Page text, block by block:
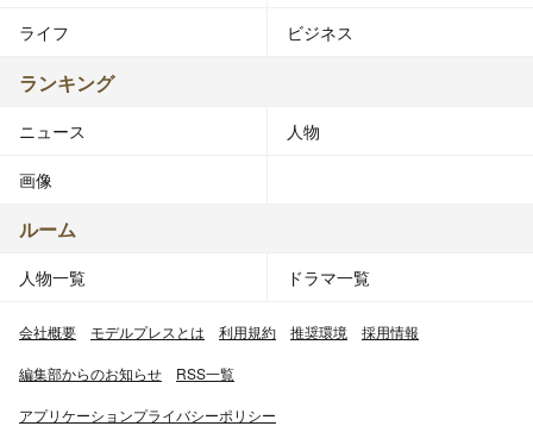
ライフ ビジネス
ランキング
ニュース 人物
画像
ルーム
人物一覧 ドラマ一覧
会社概要 モデルプレスとは 利用規約 推奨環境 採用情報
編集部からのお知らせ RSS一覧
アプリケーションプライバシーポリシー